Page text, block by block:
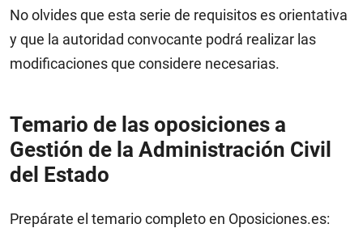
No olvides que esta serie de requisitos es orientativa
y que la autoridad convocante podrá realizar las
modificaciones que considere necesarias.
Temario de las oposiciones a
Gestión de la Administración Civil
del Estado
Prepárate el temario completo en Oposiciones.es: